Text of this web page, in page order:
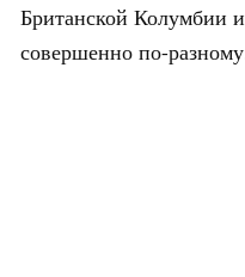
Британской Колумбии
совершенно по-